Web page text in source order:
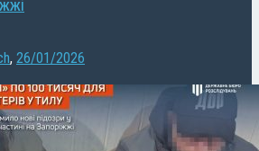
, 26/01/2026